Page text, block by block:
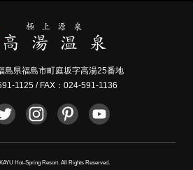
島県福島市町庭坂字高湯25番地
1125/ FAX：024-591-1136
Hot-Spring Resort. All Rights Reserved.